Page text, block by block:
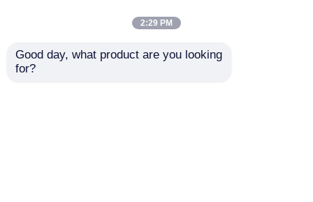
2:29 PM
Good day, what product are you looking
for?